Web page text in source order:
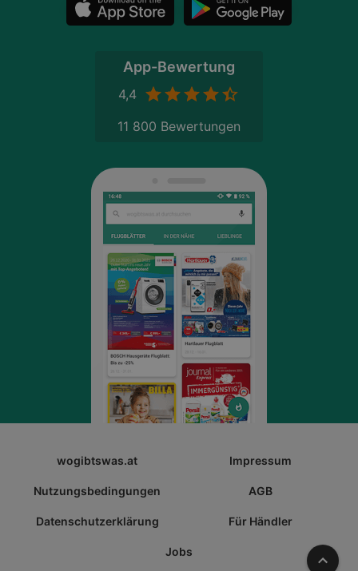
App-Bewertung
4,4
11 800 Bewertungen
wogibtswas.at Impressum
Nutzungsbedingungen AGB
Datenschutzerklärung Für Händler
Jobs Nach